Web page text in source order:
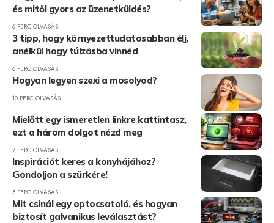
és mitől gyors az üzenetküldés?
6 PERC OLVASÁS
3 tipp, hogy környezettudatosabban élj,
anélkül hogy túlzásba vinnéd
6 PERC OLVASÁS
Hogyan legyen szexi a mosolyod?
10 PERC OLVASÁS
Mielőtt egy ismeretlen linkre kattintasz,
ezt a három dolgot nézd meg
7 PERC OLVASÁS
Inspirációt keres a konyhájához?
Gondoljon a szürkére!
5 PERC OLVASÁS
Mit csinál egy optocsatoló, és hogyan
biztosít galvanikus leválasztást?